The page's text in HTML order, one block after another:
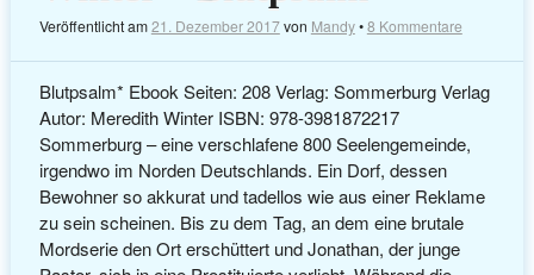
Veröffentlicht am21. Dezember 2017von Mandy•8 Kommentare
Blutpsalm* Ebook Seiten: 208 Verlag: Sommerburg Verlag
Autor: Meredith Winter ISBN: 978-3981872217
Sommerburg – eine verschlafene 800 Seelengemeinde,
irgendwo im Norden Deutschlands. Ein Dorf, dessen
Bewohner so akkurat und tadellos wie aus einer Reklame
zu sein scheinen. Bis zu dem Tag, an dem eine brutale
Mordserie den Ort erschüttert und Jonathan, der junge